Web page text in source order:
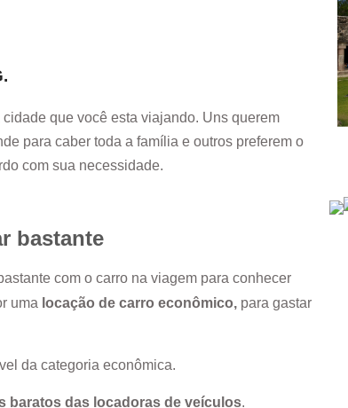
.
que você esta viajando. Uns querem
para caber toda a família e outros preferem o
com sua necessidade.
bastante
com o carro na viagem para conhecer
uma locação de carro econômico, para gastar
da categoria econômica.
baratos das locadoras de veículos.